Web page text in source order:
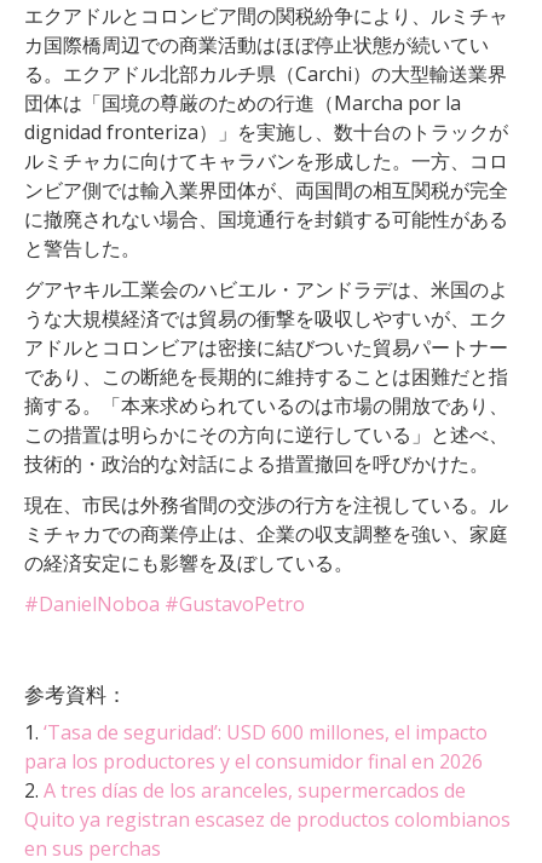
エクアドルとコロンビア間の関税紛争により、ルミチャ
カ国際橋周辺での商業活動はほぼ停止状態が続いてい
る。エクアドル北部カルチ県（Carchi）の大型輸送業界
団体は「国境の尊厳のための行進（Marcha por la
dignidad fronteriza）」を実施し、数十台のトラックが
ルミチャカに向けてキャラバンを形成した。一方、コロ
ンビア側では輸入業界団体が、両国間の相互関税が完全
に撤廃されない場合、国境通行を封鎖する可能性がある
と警告した。
グアヤキル工業会のハビエル・アンドラデは、米国のよ
うな大規模経済では貿易の衝撃を吸収しやすいが、エク
アドルとコロンビアは密接に結びついた貿易パートナー
であり、この断絶を長期的に維持することは困難だと指
摘する。「本来求められているのは市場の開放であり、
この措置は明らかにその方向に逆行している」と述べ、
技術的・政治的な対話による措置撤回を呼びかけた。
現在、市民は外務省間の交渉の行方を注視している。ル
ミチャカでの商業停止は、企業の収支調整を強い、家庭
の経済安定にも影響を及ぼしている。
#DanielNoboa #GustavoPetro
参考資料：
1. ‘Tasa de seguridad’: USD 600 millones, el impacto
para los productores y el consumidor final en 2026
2. A tres días de los aranceles, supermercados de
Quito ya registran escasez de productos colombianos
en sus perchas